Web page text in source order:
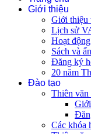
Giới thiệu
Giới thiệu
Lịch sử
Hoạt động
Sách và
Đăng ký
20 năm
Đào tạo
Thiên văn
Các khóa